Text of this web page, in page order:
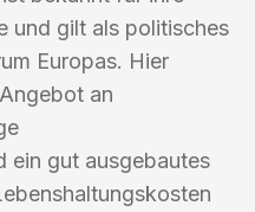
und gilt als politisches
Europas. Hier
an
ein gut ausgebautes